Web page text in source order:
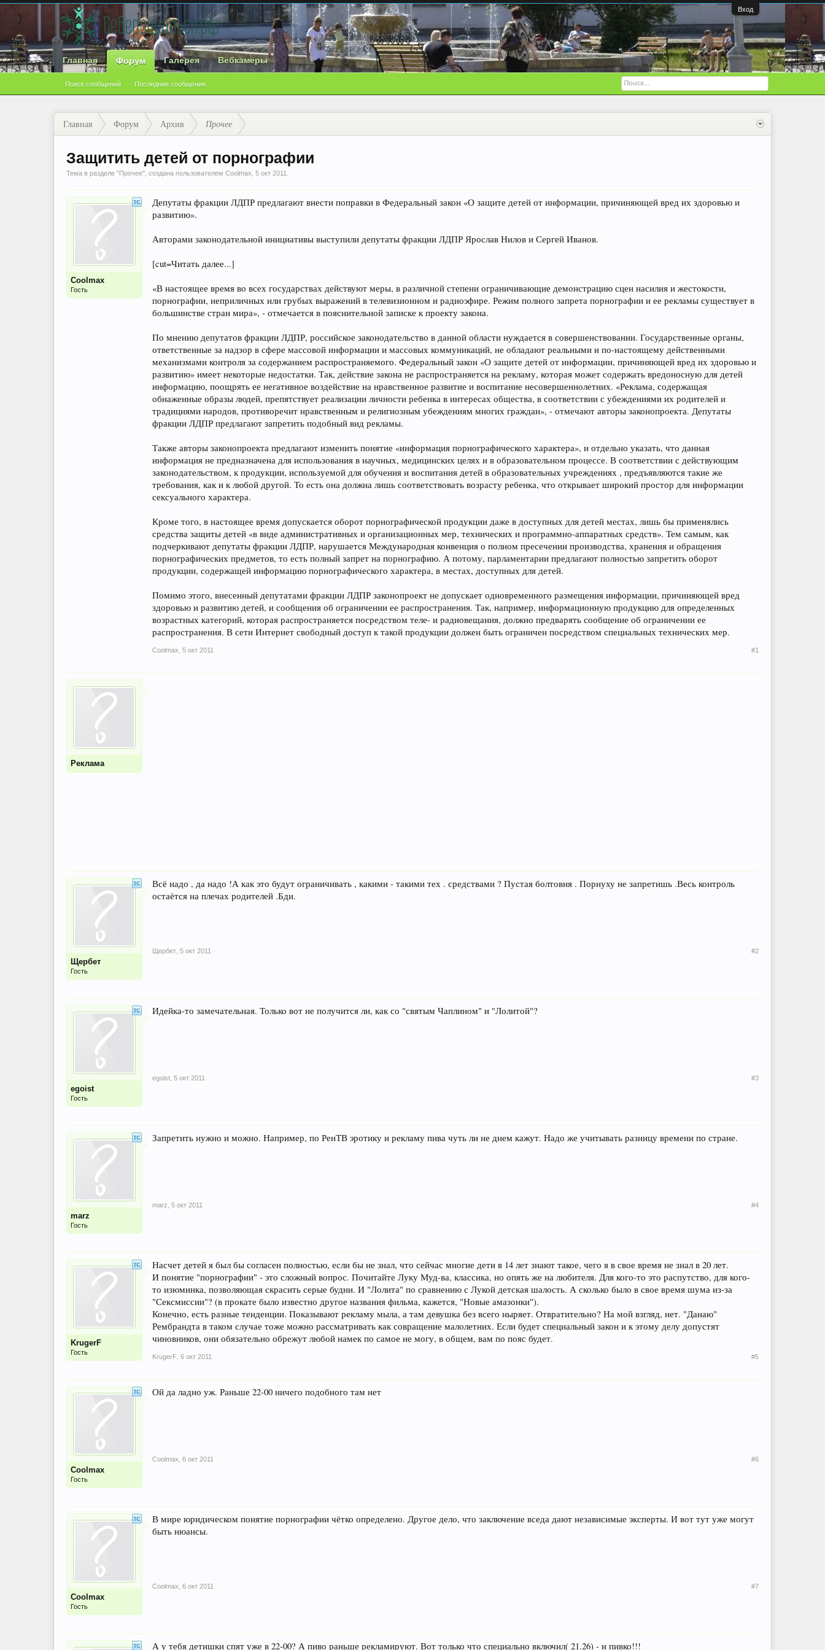
Вход
Главная Форум
Поиск сообщений Последние сообщения
Галерея Вебкамеры
Главная Форум Архив Прочее
Защитить детей от порнографии
Тема в разделе "Прочее", создана пользователем Coolmax 5 окт 2011
Coolmax
Гость
Депутаты фракции ЛДПР предлагают внести поправки в Федеральный закон «О защите детей от информации, причиняющей вред их здоровью и
развитию».
Авторами законодательной инициативы выступили депутаты фракции ЛДПР Ярослав Нилов и Сергей Иванов.
[cut=Читать далее...]
«В настоящее время во всех государствах действуют меры, в различной степени ограничивающие демонстрацию сцен насилия и жестокости,
порнографии, неприличных или грубых выражений в телевизионном и радиоэфире. Режим полного запрета порнографии и ее рекламы существует в
большинстве стран мира», - отмечается в пояснительной записке к проекту закона.
По мнению депутатов фракции ЛДПР, российское законодательство в данной области нуждается в совершенствовании. Государственные органы,
ответственные за надзор в сфере массовой информации и массовых коммуникаций, не обладают реальными и по-настоящему действенными
механизмами контроля за содержанием распространяемого. Федеральный закон «О защите детей от информации, причиняющей вред их здоровью и
развитию» имеет некоторые недостатки. Так, действие закона не распространяется на рекламу, которая может содержать вредоносную для детей
информацию, поощрять ее негативное воздействие на нравственное развитие и воспитание несовершеннолетних. «Реклама, содержащая
обнаженные образы людей, препятствует реализации личности ребенка в интересах общества, в соответствии с убеждениями их родителей и
традициями народов, противоречит нравственным и религиозным убеждениям многих граждан», - отмечают авторы законопроекта. Депутаты
фракции ЛДПР предлагают запретить подобный вид рекламы.
Также авторы законопроекта предлагают изменить понятие «информация порнографического характера», и отдельно указать, что данная
информация не предназначена для использования в научных, медицинских целях и в образовательном процессе. В соответствии с действующим
законодательством, к продукции, используемой для обучения и воспитания детей в образовательных учреждениях , предъявляются такие же
требования, как и к любой другой. То есть она должна лишь соответствовать возрасту ребенка, что открывает широкий простор для информации
сексуального характера.
Кроме того, в настоящее время допускается оборот порнографической продукции даже в доступных для детей местах, лишь бы применялись
средства защиты детей «в виде административных и организационных мер, технических и программно-аппаратных средств». Тем самым, как
подчеркивают депутаты фракции ЛДПР, нарушается Международная конвенция о полном пресечении производства, хранения и обращения
порнографических предметов, то есть полный запрет на порнографию. А потому, парламентарии предлагают полностью запретить оборот
продукции, содержащей информацию порнографического характера, в местах, доступных для детей.
Помимо этого, внесенный депутатами фракции ЛДПР законопроект не допускает одновременного размещения информации, причиняющей вред
здоровью и развитию детей, и сообщения об ограничении ее распространения. Так, например, информационную продукцию для определенных
возрастных категорий, которая распространяется посредством теле- и радиовещания, должно предварять сообщение об ограничении ее
распространения. В сети Интернет свободный доступ к такой продукции должен быть ограничен посредством специальных технических мер.
Coolmax 5 окт 2011 #1
Реклама
Щербет
Гость
Всё надо , да надо !А как это будут ограничивать , какими - такими тех . средствами ? Пустая болтовня . Порнуху не запретишь .Весь контроль
остаётся на плечах родителей .Бди.
Щербет 5 окт 2011 #2
egoist
Гость
Идейка-то замечательная. Только вот не получится ли, как со "святым Чаплином" и "Лолитой"?
egoist 5 окт 2011 #3
marz
Гость
Запретить нужно и можно. Например, по РенТВ эротику и рекламу пива чуть ли не днем кажут. Надо же учитывать разницу времени по стране.
marz 5 окт 2011 #4
KrugerF
Гость
Насчет детей я был бы согласен полностью, если бы не знал, что сейчас многие дети в 14 лет знают такое, чего я в свое время не знал в 20 лет.
И понятие "порнографии" - это сложный вопрос. Почитайте Луку Муд-ва, классика, но опять же на любителя. Для кого-то это распутство, для кого-
то изюминка, позволяющая скрасить серые будни. И "Лолита" по сравнению с Лукой детская шалость. А сколько было в свое время шума из-за
"Сексмиссии"? (в прокате было известно другое названия фильма, кажется, "Новые амазонки").
Конечно, есть разные тенденции. Показывают рекламу мыла, а там девушка без всего ныряет. Отвратительно? На мой взгляд, нет. "Данаю"
Рембрандта в таком случае тоже можно рассматривать как совращение малолетних. Если будет специальный закон и к этому делу допустят
чиновников, они обязательно обрежут любой намек по самое не могу, в общем, вам по пояс будет.
KrugerF 6 окт 2011 #5
Coolmax
Гость
Ой да ладно уж. Раньше 22-00 ничего подобного там нет
Coolmax 6 окт 2011 #6
Coolmax
Гость
В мире юридическом понятие порнографии чётко определено. Другое дело, что заключение вседа дают независимые эксперты. И вот тут уже могут
быть нюансы.
Coolmax 6 окт 2011 #7
А у тебя детишки спят уже в 22-00? А пиво раньше рекламируют. Вот только что специально включил( 21.26) - и пивко!!!